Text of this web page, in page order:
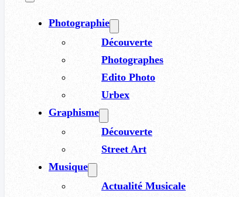
Photographie
Découverte
Photographes
Edito Photo
Urbex
Graphisme
Découverte
Street Art
Musique
Actualité Musicale